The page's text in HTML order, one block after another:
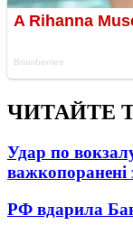
ЧИТАЙТЕ
Удар по
важкопоранені
РФ вдарила